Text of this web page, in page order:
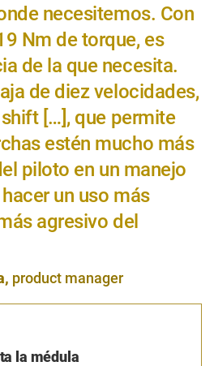
necesitemos. Con
Nm de torque, es
de la que necesita.
de diez velocidades,
[…], que permite
estén mucho más
piloto en un manejo
un uso más
agresivo del
product manager
la médula